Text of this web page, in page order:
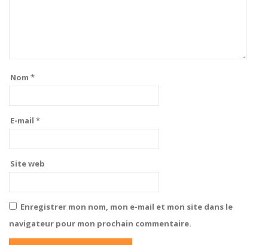
Nom *
E-mail *
Site web
Enregistrer mon nom, mon e-mail et mon site dans le
navigateur pour mon prochain commentaire.